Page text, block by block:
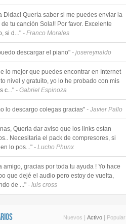
Didac! Quería saber si me puedes enviar la
de tu canción Sola!! Por favor. Excelente
si d..." - Franco Morales
descargar el piano" - josereynaldo
lo mejor que puedes encontrar en Internet
nivel y gratuito, yo lo he probado con mis
c..." - Gabriel Espinoza
lo descargo colegas gracias" - Javier Pallo
Queria dar aviso que los links estan
Necesitaria el pack de compresores, si
lo pos..." - Lucho Phunx
amigo, gracias por toda tu ayuda ! Yo hace
que dejé el audio pero estoy de vuelta,
de ..." - luis cross
Nuevos Activo Popular